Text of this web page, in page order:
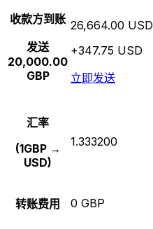
收款方到账
发送
20,000.00
GBP
26,664.00 USD
+347.75 USD
立即发送
汇率
(1GBP →
USD)
1.333200
转账费用 0 GBP